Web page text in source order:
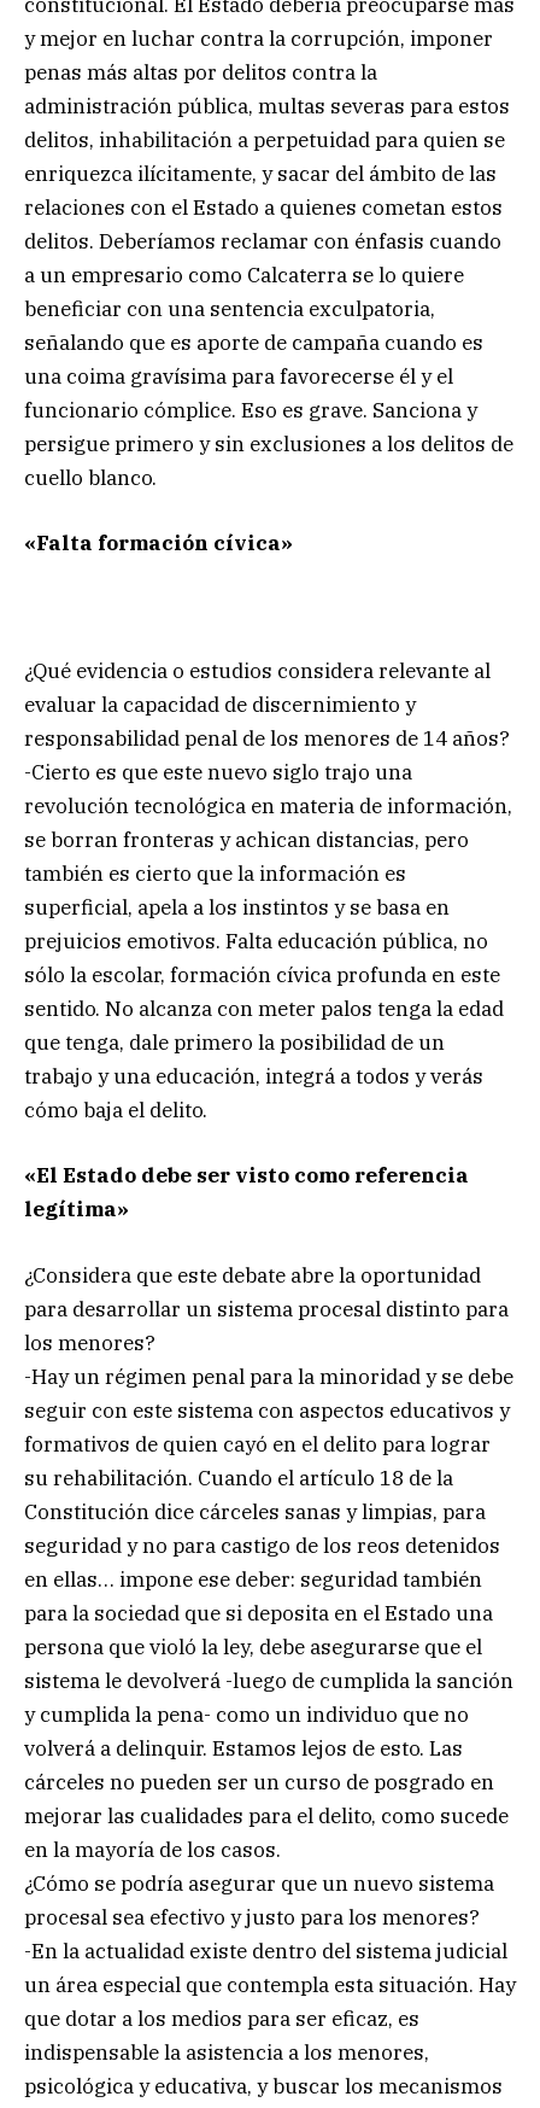
y mejor en luchar contra la corrupción, imponer
penas más altas por delitos contra la
administración pública, multas severas para estos
delitos, inhabilitación a perpetuidad para quien se
enriquezca ilícitamente, y sacar del ámbito de las
relaciones con el Estado a quienes cometan estos
delitos. Deberíamos reclamar con énfasis cuando
a un empresario como Calcaterra se lo quiere
beneficiar con una sentencia exculpatoria,
señalando que es aporte de campaña cuando es
una coima gravísima para favorecerse él y el
funcionario cómplice. Eso es grave. Sanciona y
persigue primero y sin exclusiones a los delitos de
cuello blanco.
«Falta formación cívica»
¿Qué evidencia o estudios considera relevante al
evaluar la capacidad de discernimiento y
responsabilidad penal de los menores de 14 años?
-Cierto es que este nuevo siglo trajo una
revolución tecnológica en materia de información,
se borran fronteras y achican distancias, pero
también es cierto que la información es
superficial, apela a los instintos y se basa en
prejuicios emotivos. Falta educación pública, no
sólo la escolar, formación cívica profunda en este
sentido. No alcanza con meter palos tenga la edad
que tenga, dale primero la posibilidad de un
trabajo y una educación, integrá a todos y verás
cómo baja el delito.
«El Estado debe ser visto como referencia
legítima»
¿Considera que este debate abre la oportunidad
para desarrollar un sistema procesal distinto para
los menores?
-Hay un régimen penal para la minoridad y se debe
seguir con este sistema con aspectos educativos y
formativos de quien cayó en el delito para lograr
su rehabilitación. Cuando el artículo 18 de la
Constitución dice cárceles sanas y limpias, para
seguridad y no para castigo de los reos detenidos
en ellas… impone ese deber: seguridad también
para la sociedad que si deposita en el Estado una
persona que violó la ley, debe asegurarse que el
sistema le devolverá -luego de cumplida la sanción
y cumplida la pena- como un individuo que no
volverá a delinquir. Estamos lejos de esto. Las
cárceles no pueden ser un curso de posgrado en
mejorar las cualidades para el delito, como sucede
en la mayoría de los casos.
¿Cómo se podría asegurar que un nuevo sistema
procesal sea efectivo y justo para los menores?
-En la actualidad existe dentro del sistema judicial
un área especial que contempla esta situación. Hay
que dotar a los medios para ser eficaz, es
indispensable la asistencia a los menores,
psicológica y educativa, y buscar los mecanismos